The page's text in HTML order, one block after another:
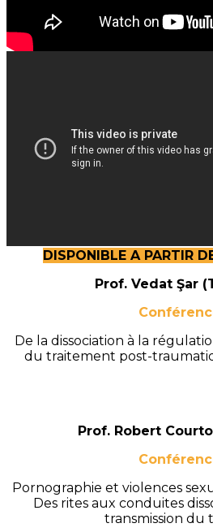
DISPONIBLE A PARTIR
Prof. Vedat Şar
De la dissociation à la
du traitement post-
Prof. Robert
Pornographie et violences
Des rites aux conduites
transmission du